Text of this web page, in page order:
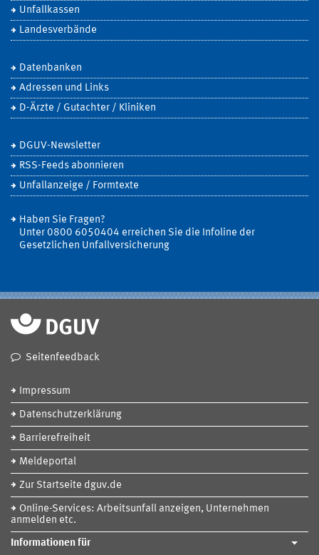
Unfallkassen
Landesverbände
Datenbanken
Adressen und Links
D-Ärzte / Gutachter / Kliniken
DGUV-Newsletter
RSS-Feeds abonnieren
Unfallanzeige / Formtexte
Haben Sie Fragen?
Unter 0800 6050404 erreichen Sie die Infoline der
Gesetzlichen Unfallversicherung
Seitenfeedback
Impressum
Datenschutzerklärung
Barrierefreiheit
Meldeportal
Zur Startseite dguv.de
Online-Services: Arbeitsunfall anzeigen, Unternehmen
anmelden etc.
Informationen für